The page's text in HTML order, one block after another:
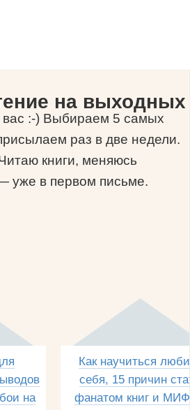
на выходных
вас :-) Выбираем 5 самых
раз в две недели.
книги, меняюсь
уже в первом письме.
на
Как научиться
себя, 15 причин
фанатом книг и